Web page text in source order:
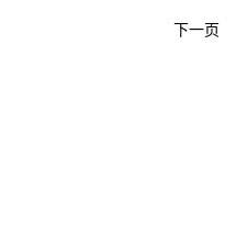
下一页